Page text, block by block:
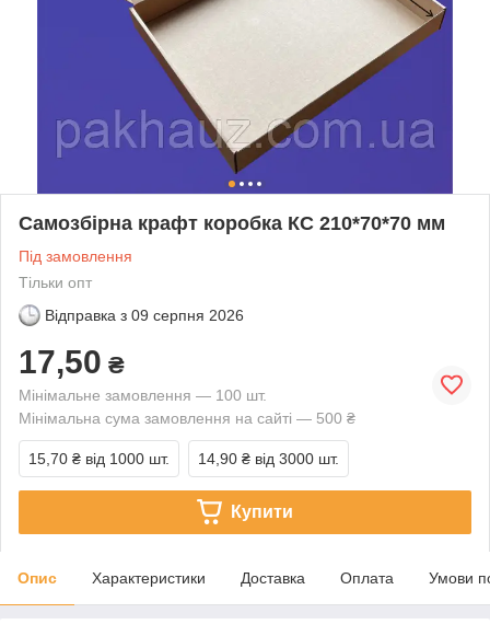
Самозбірна крафт коробка КС 210*70*70 мм
Під замовлення
Тільки опт
Відправка з 09 серпня 2026
17,50 ₴
Мінімальне замовлення — 100 шт.
Мінімальна сума замовлення на сайті — 500 ₴
15,70 ₴ від 1000 шт. 14,90 ₴ від 3000 шт.
Купити
Опис Характеристики Доставка Оплата Умови